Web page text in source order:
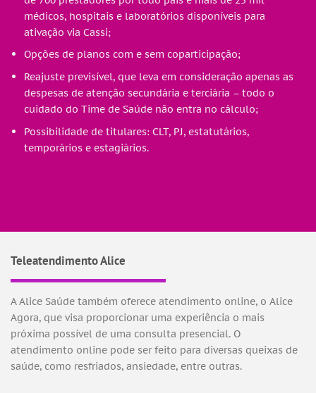
médicos, hospitais e laboratórios disponíveis para
ativação via Cassi;
Opções de planos com e sem coparticipação;
Reajuste previsível, que leva em consideração apenas as
despesas de atenção secundária e terciária – todo o
cuidado do Time de Saúde não entra no cálculo;
Possibilidade de titulares: CLT, PJ, estatutários,
temporários e estagiários.
Teleatendimento Alice
A Alice Saúde também oferece atendimento online, o Alice
Agora, que visa proporcionar uma experiência o mais
próxima possível de uma consulta presencial. O
atendimento online pode ser feito para diversas queixas de
saúde, como resfriados, ansiedade, entre outras.